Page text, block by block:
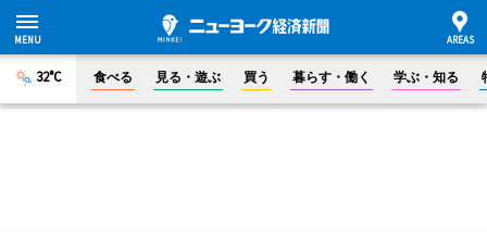
32°C 食べる 見る・遊ぶ 買う 暮らす・働く 学ぶ・知る